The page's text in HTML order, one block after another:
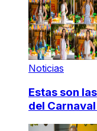
Noticias
Estas son
del